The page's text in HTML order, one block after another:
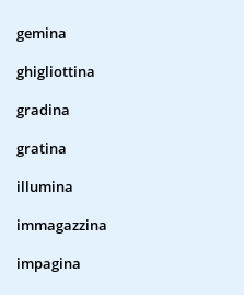
gemina
ghigliottina
gradina
gratina
illumina
immagazzina
impagina